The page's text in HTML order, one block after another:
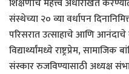
संस्थेच्या २० व्या वर्धापन
परिसरात उत्साहाचे आणि आनंदाचे
विद्यार्थ्यांमध्ये राष्ट्रप्रेम,
संस्कार रुजविण्यासाठी अध्यक्ष